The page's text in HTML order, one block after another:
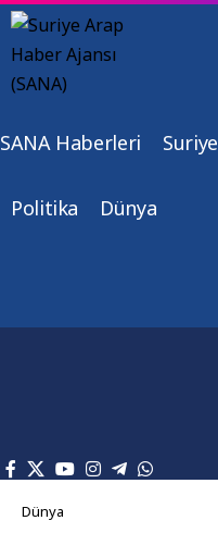
SANA Haberleri Suriye
Politika Dünya
Dünya